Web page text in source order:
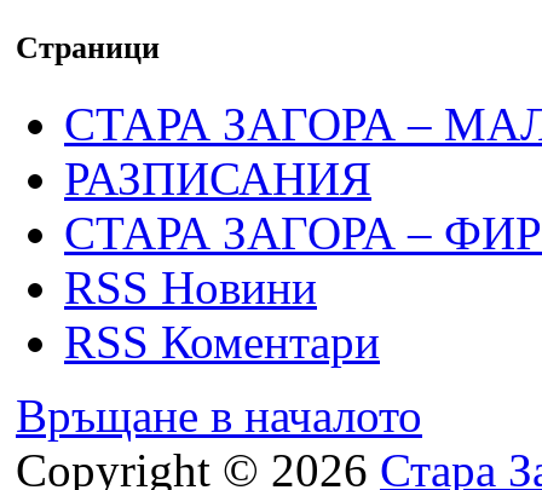
Страници
СТАРА ЗАГОРА –
РАЗПИСАНИЯ
СТАРА ЗАГОРА –
RSS Новини
RSS Коментари
Връщане в началото
Copyright © 2026 Стара